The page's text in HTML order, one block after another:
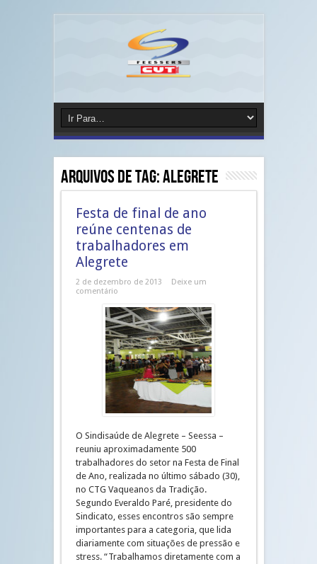
Arquivos de Tag:alegrete
Festa de final de ano
reúne centenas de
trabalhadores em
Alegrete
2 de dezembro de 2013
Deixe um
comentário
O Sindisaúde de Alegrete – Seessa –
reuniu aproximadamente 500
trabalhadores do setor na Festa de Final
de Ano, realizada no último sábado (30),
no CTG Vaqueanos da Tradição.
Segundo Everaldo Paré, presidente do
Sindicato, esses encontros são sempre
importantes para a categoria, que lida
diariamente com situações de pressão e
stress. “Trabalhamos diretamente com a